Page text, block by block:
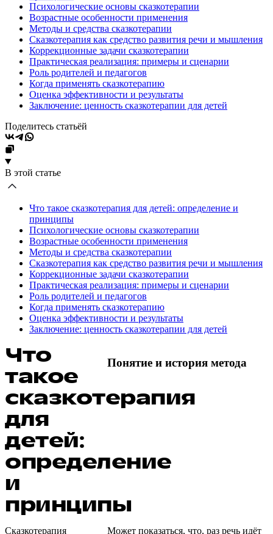
Психологические основы сказкотерапии
Возрастные особенности применения
Методы и средства сказкотерапии
Сказкотерапия как средство развития речи и мышления
Коррекционные задачи сказкотерапии
Практическая реализация: примеры и сценарии
Роль родителей и педагогов
Когда применять сказкотерапию
Оценка эффективности и результаты
Заключение: ценность сказкотерапии для детей
Поделитесь статьёй
В этой статье
Что такое сказкотерапия для детей: определение и
принципы
Психологические основы сказкотерапии
Возрастные особенности применения
Методы и средства сказкотерапии
Сказкотерапия как средство развития речи и мышления
Коррекционные задачи сказкотерапии
Практическая реализация: примеры и сценарии
Роль родителей и педагогов
Когда применять сказкотерапию
Оценка эффективности и результаты
Заключение: ценность сказкотерапии для детей
Что
такое
сказкотерапия
для
детей:
определение
и
принципы
Понятие и история метода
Сказкотерапия Может показаться, что, раз речь идёт